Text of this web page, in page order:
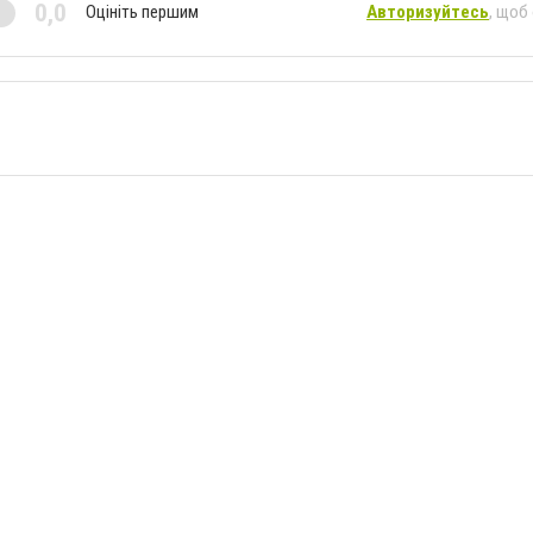
0,0 Оцініть першим Авторизуйтесь, щоб